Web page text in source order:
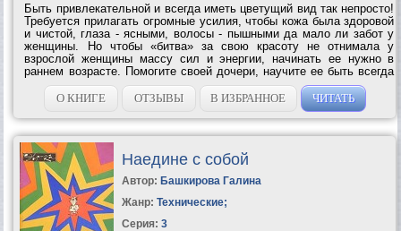
Быть привлекательной и всегда иметь цветущий вид так непросто!
Требуется прилагать огромные усилия, чтобы кожа была здоровой
и чистой, глаза - ясными, волосы - пышными да мало ли забот у
женщины. Но чтобы «битва» за свою красоту не отнимала у
взрослой женщины массу сил и энергии, начинать ее нужно в
раннем возрасте. Помогите своей дочери, научите ее быть всегда
красивой! А если Вы сильно заняты, у Вас мало свободного
времени, то просто...
О КНИГЕ ОТЗЫВЫ В ИЗБРАННОЕ ЧИТАТЬ
Наедине с собой
Автор: Башкирова Галина
Жанр: Технические;
Серия: 3